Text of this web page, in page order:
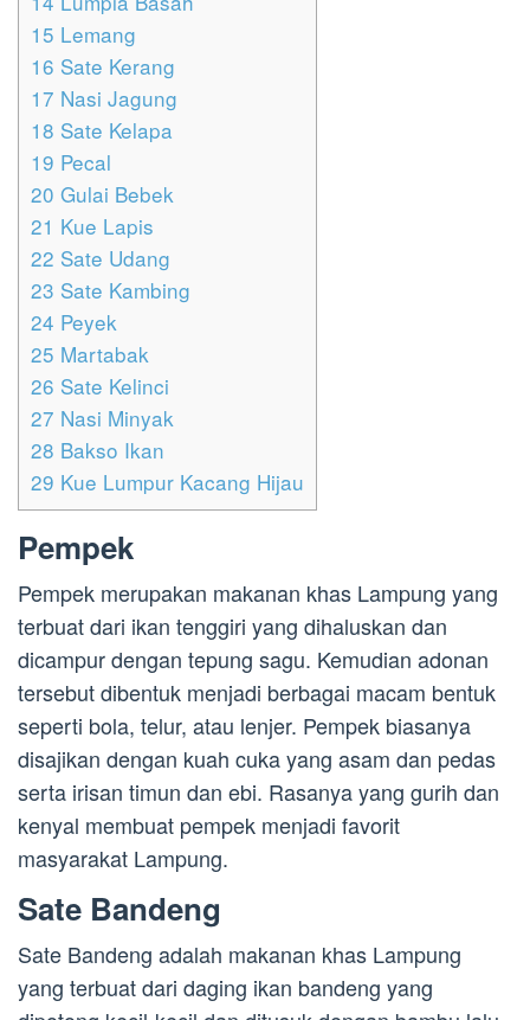
15 Lemang
16 Sate Kerang
17 Nasi Jagung
18 Sate Kelapa
19 Pecal
20 Gulai Bebek
21 Kue Lapis
22 Sate Udang
23 Sate Kambing
24 Peyek
25 Martabak
26 Sate Kelinci
27 Nasi Minyak
28 Bakso Ikan
29 Kue Lumpur Kacang Hijau
Pempek
Pempek merupakan makanan khas Lampung yang
terbuat dari ikan tenggiri yang dihaluskan dan
dicampur dengan tepung sagu. Kemudian adonan
tersebut dibentuk menjadi berbagai macam bentuk
seperti bola, telur, atau lenjer. Pempek biasanya
disajikan dengan kuah cuka yang asam dan pedas
serta irisan timun dan ebi. Rasanya yang gurih dan
kenyal membuat pempek menjadi favorit
masyarakat Lampung.
Sate Bandeng
Sate Bandeng adalah makanan khas Lampung
yang terbuat dari daging ikan bandeng yang